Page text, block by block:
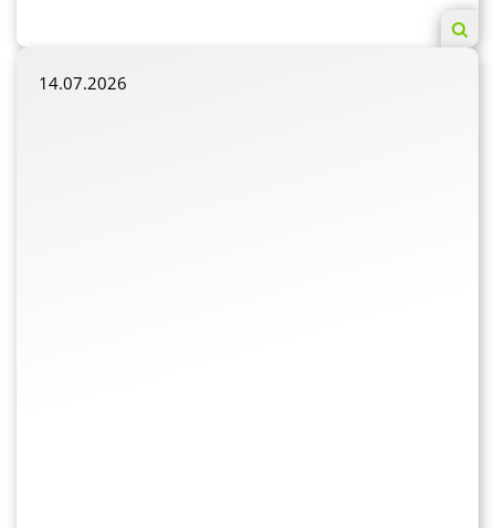
14.07.2026